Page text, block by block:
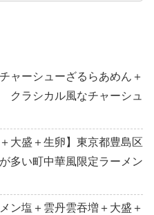
ャーシューざるらあめん＋
ラシカル風なチャーシュ
大盛＋生卵】東京都豊島区
多い町中華風限定ラーメン
ン塩＋雲丹雲吞増＋大盛＋